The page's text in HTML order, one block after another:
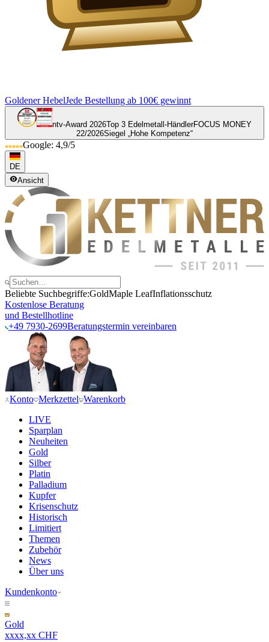
Goldener HebelJede Bestellung ab 100€ gewinnt
ntv-Award 2026Top 3 Edelmetall-HändlerFOCUS MONEY
22/2026Siegel „Hohe Kompetenz“
Google: 4,9/5
DE
Ansicht
Beliebte Suchbegriffe:GoldMaple LeafInflationsschutz
Kostenlose Beratung
und Bestellhotline
+49 7930-2699Beratungstermin vereinbaren
Konto Merkzettel Warenkorb
LIVE
Sparplan
Neuheiten
Gold
Silber
Platin
Palladium
Kupfer
Krisenschutz
Historisch
Limitiert
Themen
Zubehör
News
Über uns
Kundenkonto
Gold
xxxx,xx CHF